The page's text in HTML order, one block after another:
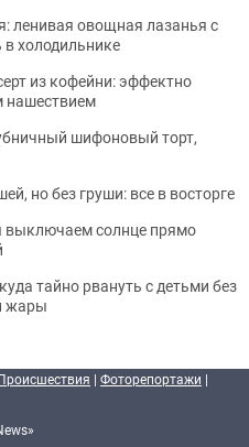
ленивая овощная лазанья с
холодильнике
из кофейни: эффектно
нашествием
шифоновый торт,
но без груши: все в восторге
выключаем солнце прямо
тайно рвануть с детьми без
жары
| Фоторепортажи |